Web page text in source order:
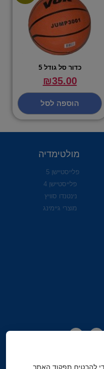
כדור סל גודל 5
₪35.00
הוספה לסל
מולטימדיה
פלייסטיישן 5
פלייסטיישן 4
נינטנדו סוויץ
מוצרי גיימינג
להבטיח תפקוד האתר